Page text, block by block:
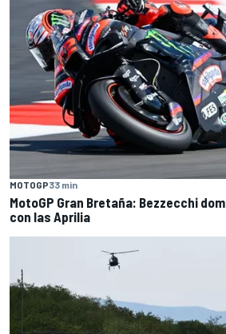
MOTOGP33 min
MotoGP Gran Bretaña: Bezzecchi
con las Aprilia